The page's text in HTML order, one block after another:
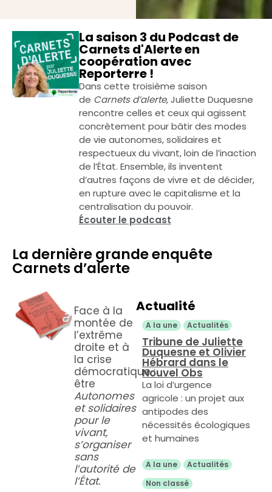
La saison 3 du Podcast de
Carnets d'Alerte en
coopération avec
Reporterre !
Dans cette troisième saison
de Carnets d’alerte, Juliette Duquesne
rencontre celles et ceux qui agissent
concrètement pour bâtir des modes
de vie autonomes, solidaires et
respectueux du vivant, loin de l’inaction
de l’État. Ensemble, ils inventent
d’autres façons de vivre et de décider,
en rupture avec le capitalisme et la
centralisation du pouvoir.
Écouter le podcast
La dernière grande enquête
Carnets d’alerte
Face à la
montée de
l’extrême
droite et à
la crise
démocratique :
être
Autonomes
et solidaires
pour le
vivant,
s’organiser
sans
l’autorité de
l’État.
Actualité
A la une Actualités
Tribune de Juliette
Duquesne et Olivier
Hébrard dans le
Nouvel Obs
La loi d’urgence
agricole : un projet aux
antipodes des
nécessités écologiques
et humaines
A la une
Actualités
Non classé